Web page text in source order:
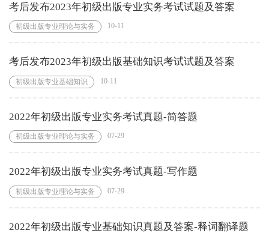
考后发布2023年初级出版专业实务考试试题及答案
初级出版专业理论与实务 10-11
考后发布2023年初级出版基础知识考试试题及答案
初级出版专业基础知识 10-11
2022年初级出版专业实务考试真题-简答题
初级出版专业理论与实务 07-29
2022年初级出版专业实务考试真题-写作题
初级出版专业理论与实务 07-29
2022年初级出版专业基础知识真题及答案-释词翻译题